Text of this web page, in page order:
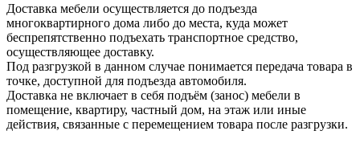
Доставка мебели осуществляется до подъезда
многоквартирного дома либо до места, куда может
беспрепятственно подъехать транспортное средство,
осуществляющее доставку.
Под разгрузкой в данном случае понимается передача товара в
точке, доступной для подъезда автомобиля.
Доставка не включает в себя подъём (занос) мебели в
помещение, квартиру, частный дом, на этаж или иные
действия, связанные с перемещением товара после разгрузки.